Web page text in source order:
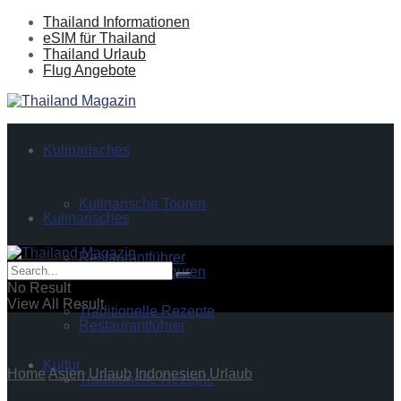
Thailand Informationen
eSIM für Thailand
Thailand Urlaub
Flug Angebote
Kulinarisches
Kulinarische Touren
Restaurantführer
Traditionelle Rezepte
Kultur
Kulinarisches
Kulinarische Touren
Restaurantführer
Traditionelle Rezepte
No Result
View All Result
HomeAsien Urlaub Indonesien Urlaub